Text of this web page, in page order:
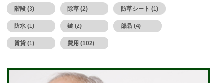
階段 (3) 除草 (2) 防草シート (1)
防水 (1) 鍵 (2) 部品 (4)
賃貸 (1) 費用 (102)